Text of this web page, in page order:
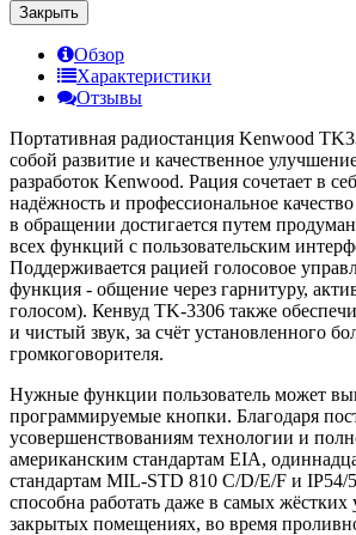
Закрыть
Обзор
Характеристики
Отзывы
Портативная радиостанция Kenwood
собой развитие и качественное
разработок Kenwood. Рация сочетает в
надёжность и профессиональное
в обращении достигается путем
всех функций с пользовательским
Поддерживается рацией голосовое
функция - общение через гарнитуру,
голосом). Кенвуд TK-3306 также
и чистый звук, за счёт установленного
громкоговорителя.
Нужные функции пользователь может
программируемые кнопки. Благодаря
усовершенствованиям технологии и
американским стандартам EIA,
стандартам MIL-STD 810 C/D/E/F и IP54/
способна работать даже в самых жёстких
закрытых помещениях, во время